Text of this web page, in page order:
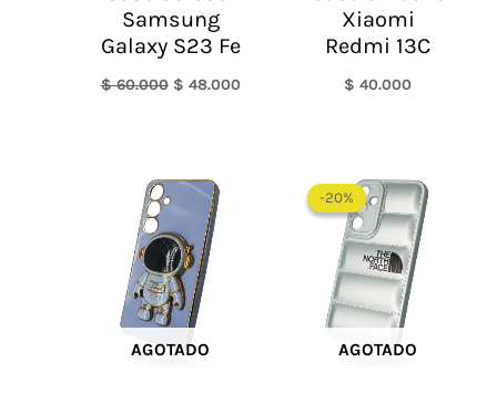
Samsung
Galaxy S23 Fe
$60.000 $ 48.000
Xiaomi
Redmi 13C
$ 40.000
AGOTADO
-20%
AGOTADO
-20%
precio
original
era:
$ 60.000.